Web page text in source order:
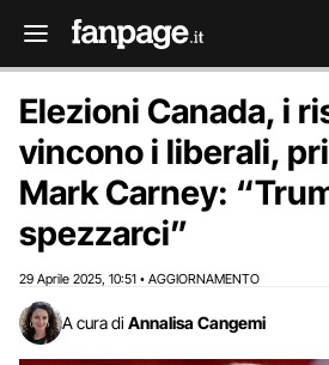
Elezioni Canada, i
vincono i liberali,
Mark Carney:
spezzarci”
29 Aprile 2025 10:51 • AGGIORNAMENTO
A cura di Annalisa Cangemi